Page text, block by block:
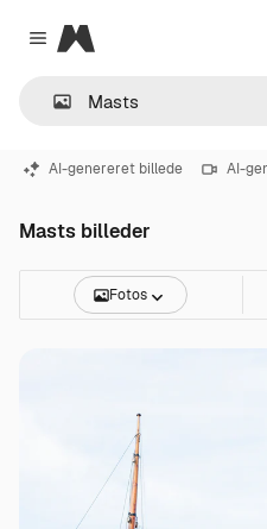
Close menu
Magnific
AI-genereret billede AI-
Masts billeder
Fotos